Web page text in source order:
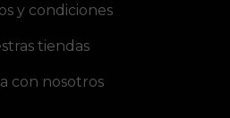
y condiciones
tiendas
con nosotros